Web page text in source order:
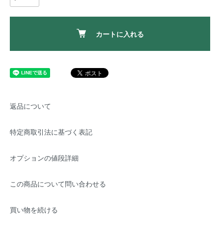
カートに入れる
返品について
特定商取引法に基づく表記
オプションの値段詳細
この商品について問い合わせる
買い物を続ける